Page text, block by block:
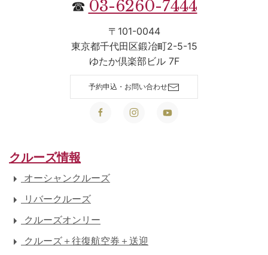
☎ 03-6260-7444
〒101-0044
東京都千代田区鍛冶町2-5-15
ゆたか倶楽部ビル 7F
予約申込・お問い合わせ
クルーズ情報
オーシャンクルーズ
リバークルーズ
クルーズオンリー
クルーズ＋往復航空券＋送迎